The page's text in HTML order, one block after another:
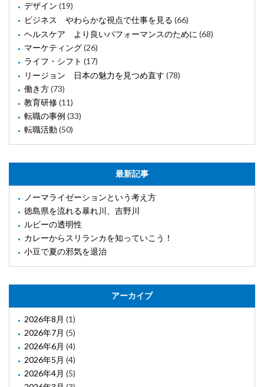
デザイン (19)
ビジネス やわらかな視点で仕事を見る (66)
ヘルスケア より良いパフォーマンスのために (68)
マーケティング(26)
ライフ・シフト (17)
リージョン 日本の魅力を見つめ直す (78)
働き方(73)
教育研修(11)
転職の事例 (33)
転職活動 (50)
最新記事
ノーマライゼーションという考え方
徳島県を流れる暴れ川、吉野川
ルビーの透明性
カレーからスリランカを知っていこう！
小豆で夏の邪気を退治
アーカイブ
2026年8月 (1)
2026年7月 (5)
2026年6月 (4)
2026年5月 (4)
2026年4月 (5)